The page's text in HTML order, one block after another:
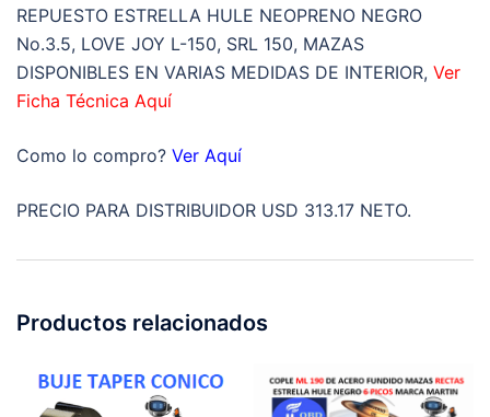
REPUESTO ESTRELLA HULE NEOPRENO NEGRO
No.3.5, LOVE JOY L-150, SRL 150, MAZAS
DISPONIBLES EN VARIAS MEDIDAS DE INTERIOR, Ver
Ficha Técnica Aquí
Como lo compro? Ver Aquí
PRECIO PARA DISTRIBUIDOR USD 313.17 NETO.
Productos relacionados